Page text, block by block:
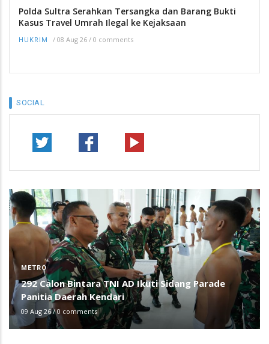
Polda Sultra Serahkan Tersangka dan Barang Bukti
Kasus Travel Umrah Ilegal ke Kejaksaan
HUKRIM / 08 Aug 26 / 0 comments
SOCIAL
METRO
292 Calon Bintara TNI AD Ikuti Sidang Parade
Panitia Daerah Kendari
09 Aug 26/0 comments